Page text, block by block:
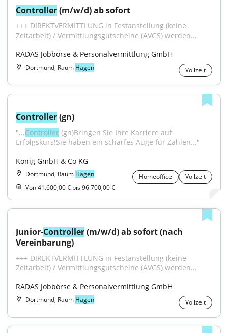
Controller (m/w/d) ab sofort
+++ DIREKTVERMITTLUNG in Festanstellung (keine
Zeitarbeit) / Vermittlungsgutscheine (AVGS) werden...
RADAS Jobbörse & Personalvermittlung GmbH
Dortmund, Raum Hagen Vollzeit
Controller (gn)
"...Controller (gn)Bringen Sie Ihre Karriere auf
Erfolgskurs!Sie haben ein scharfes Auge für Zahlen..."
König GmbH & Co KG
Dortmund, Raum Hagen Homeoffice
Vollzeit
Von 41.600,00 € bis 96.700,00 €
Junior-Controller (m/w/d) ab sofort (nach
Vereinbarung)
+++ DIREKTVERMITTLUNG in Festanstellung (keine
Zeitarbeit) / Vermittlungsgutscheine (AVGS) werden...
RADAS Jobbörse & Personalvermittlung GmbH
Dortmund, Raum Hagen Vollzeit